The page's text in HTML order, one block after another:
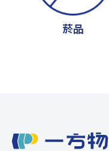
菸品